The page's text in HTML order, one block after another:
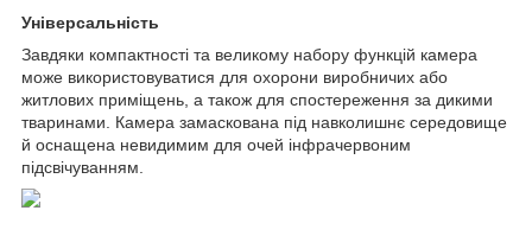
Універсальність
Завдяки компактності та великому набору функцій камера
може використовуватися для охорони виробничих або
житлових приміщень, а також для спостереження за дикими
тваринами. Камера замаскована під навколишнє середовище
й оснащена невидимим для очей інфрачервоним
підсвічуванням.